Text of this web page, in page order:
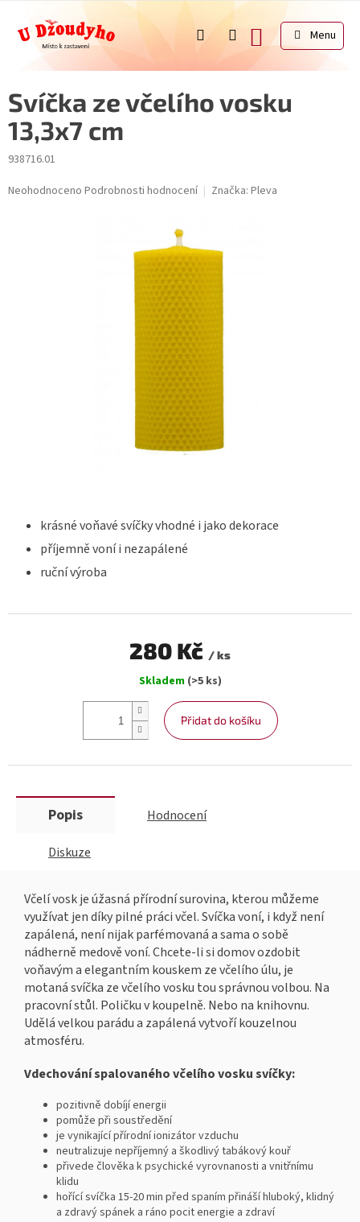
obsah
NÁKUPNÍ
KOŠÍK
Svíčka ze včelího vosku
13,3x7 cm
938716.01
Průměrné
Neohodnoceno Podrobnosti hodnocení Značka: Pleva
krásné voňavé svíčky vhodné i jako dekorace
příjemně voní i nezapálené
ruční výroba
280 Kč / ks
cena:
Skladem (>5 ks)
Přidat do košíku
Popis Hodnocení
Diskuze
Včelí vosk je úžasná přírodní surovina, kterou můžeme
využívat jen díky pilné práci včel. Svíčka voní, i když není
zapálená, není nijak parfémovaná a sama o sobě
nádherně medově voní. Chcete-li si domov ozdobit
voňavým a elegantním kouskem ze včelího úlu, je
motaná svíčka ze včelího vosku tou správnou volbou. Na
pracovní stůl. Poličku v koupelně. Nebo na knihovnu.
Udělá velkou parádu a zapálená vytvoří kouzelnou
atmosféru.
Vdechování spalovaného včelího vosku svíčky:
pozitivně dobíjí energii
pomůže při soustředění
je vynikající přírodní ionizátor vzduchu
neutralizuje nepříjemný a škodlivý tabákový kouř
přivede člověka k psychické vyrovnanosti a vnitřnímu
klidu
hořící svíčka 15-20 min před spaním přináší hluboký, klidný
a zdravý spánek a ráno pocit energie a zdraví